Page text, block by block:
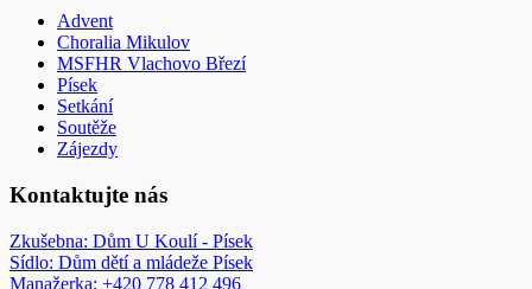
Advent
Choralia Mikulov
MSFHR Vlachovo Březí
Písek
Setkání
Soutěže
Zájezdy
Kontaktujte nás
Zkušebna: Dům U Koulí - Písek
Sídlo: Dům dětí a mládeže Písek
Manažerka: +420 778 412 496